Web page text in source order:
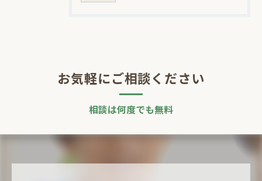
お気軽にご相談ください
相談は何度でも無料